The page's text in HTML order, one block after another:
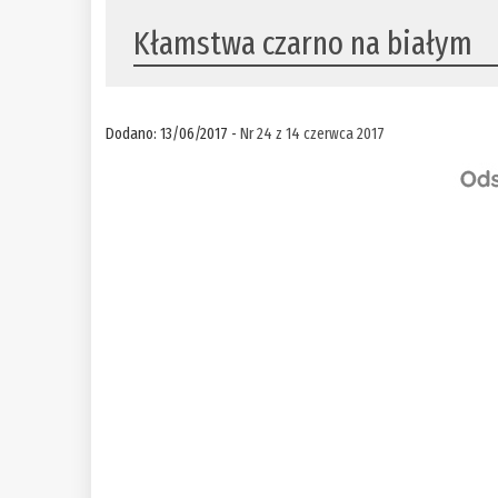
Kłamstwa czarno na białym
Dodano: 13/06/2017 -Nr 24 z 14 czerwca 2017